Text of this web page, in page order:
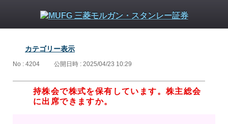
カテゴリー表示
No : 4204 公開日時 : 2025/04/23 10:29
持株会で株式を保有しています。株主総会
に出席できますか。